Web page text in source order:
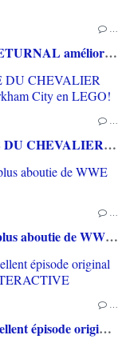
…
[TEST] SAROS PS5 : Une formule de RETURNAL améliorée et interessante
…
[TEST] LEGO BATMAN L'HERITAGE DU CHEVALIER NOIR XBOX SERIES X : C'est Batman Arkham City en LEGO!
…
[TEST] WWE 2K26 PS5 : La version la plus aboutie de WWE 2K depuis la pause
…
[TEST] 007 FIRST LIGHT PS5 : Un excellent épisode original de James Bond avec le savoir-faire de IO INTERACTIVE